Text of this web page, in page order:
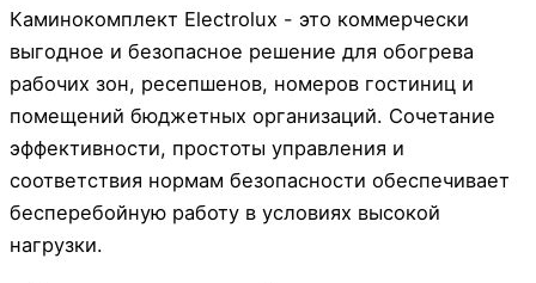
Каминокомплект Electrolux - это коммерчески
выгодное и безопасное решение для обогрева
рабочих зон, ресепшенов, номеров гостиниц и
помещений бюджетных организаций. Сочетание
эффективности, простоты управления и
соответствия нормам безопасности обеспечивает
бесперебойную работу в условиях высокой
нагрузки.